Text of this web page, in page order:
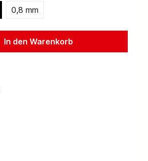
0,8 mm
In den Warenkorb